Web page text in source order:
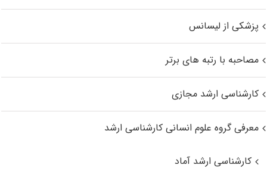
پزشکی از لیسانس
مصاحبه با رتبه های برتر
کارشناسی ارشد مجازی
معرفی گروه علوم انسانی کارشناسی ارشد
کارشناسی ارشد آماد